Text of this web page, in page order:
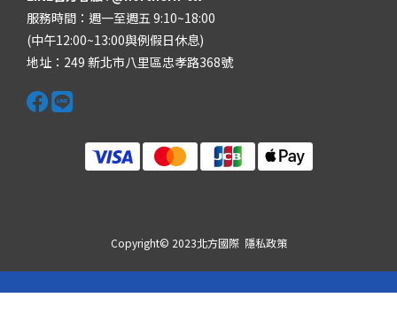
服務時間：週一至週五 9:10~18:00
(中午12:00~13:00與例假日休息)
地址：249 新北市八里區忠孝路368號
Copyright© 2023北方國際 隱私政策